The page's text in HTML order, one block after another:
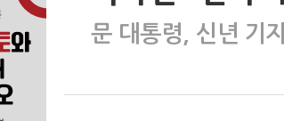
문 대통령, 신년 기